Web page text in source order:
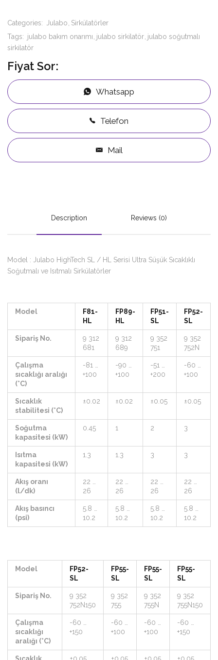
Categories: Julabo Sirkülatörler
Tags: julabo bakım onarımı julabo sirkilatör julabo soğutmalı
sirkilatör
Fiyat Sor:
Whatsapp
Telefon
Mail
Description Reviews (0)
Model : Julabo HighTech SL / HL Serisi Ultra Süşük Sıcaklıklı
Soğutmalı ve Isıtmalı Sirkülatörler
Model
F81-
HL
FP89-
HL
FP51-
SL
FP52-
SL
Sipariş No.
9 312
681
9 312
689
9 352
751
9 352
752N
Çalışma
sıcaklığı aralığı
(°C)
-81 …
+100
-90 …
+100
-51 …
+200
-60 …
+100
Sıcaklık
stabilitesi (°C)
±0.02 ±0.02 ±0.05 ±0.05
Soğutma
kapasitesi (kW)
0.45 1 2 3
Isıtma
kapasitesi (kW)
1.3 1.3 3 3
Akış oranı
(l/dk)
22 …
26
22 …
26
22 …
26
22 …
26
Akış basıncı
(psi)
5.8 …
10.2
5.8 …
10.2
5.8 …
10.2
5.8 …
10.2
Model
FP52-
SL
FP55-
SL
FP55-
SL
FP55-
SL
Sipariş No.
9 352
752N150
9 352
755
9 352
755N
9 352
755N150
Çalışma
sıcaklığı
aralığı (°C)
-60 …
+150
-60 …
+100
-60 …
+100
-60 …
+150